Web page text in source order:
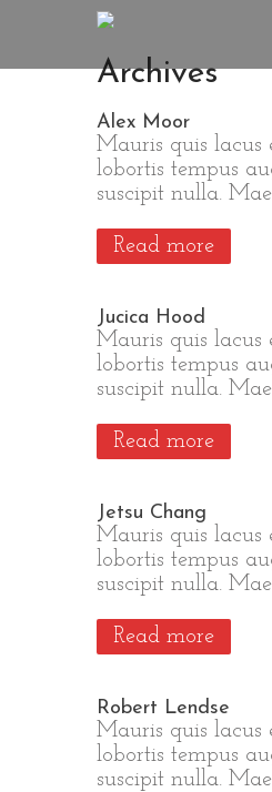
Archives
Alex Moor
Mauris quis lacus
lobortis tempus
suscipit nulla.
Read more
Jucica Hood
Mauris quis lacus
lobortis tempus
suscipit nulla.
Read more
Jetsu Chang
Mauris quis lacus
lobortis tempus
suscipit nulla.
Read more
Robert Lendse
Mauris quis lacus
lobortis tempus
suscipit nulla.